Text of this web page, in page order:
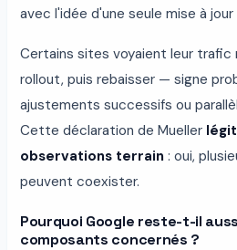
avec l'idée d'une seule mise à jour
Certains sites voyaient leur trafic
rollout, puis rebaisser — signe
ajustements successifs ou
Cette déclaration de Mueller
observations terrain : oui,
peuvent coexister.
Pourquoi Google reste-t-il
composants concernés ?